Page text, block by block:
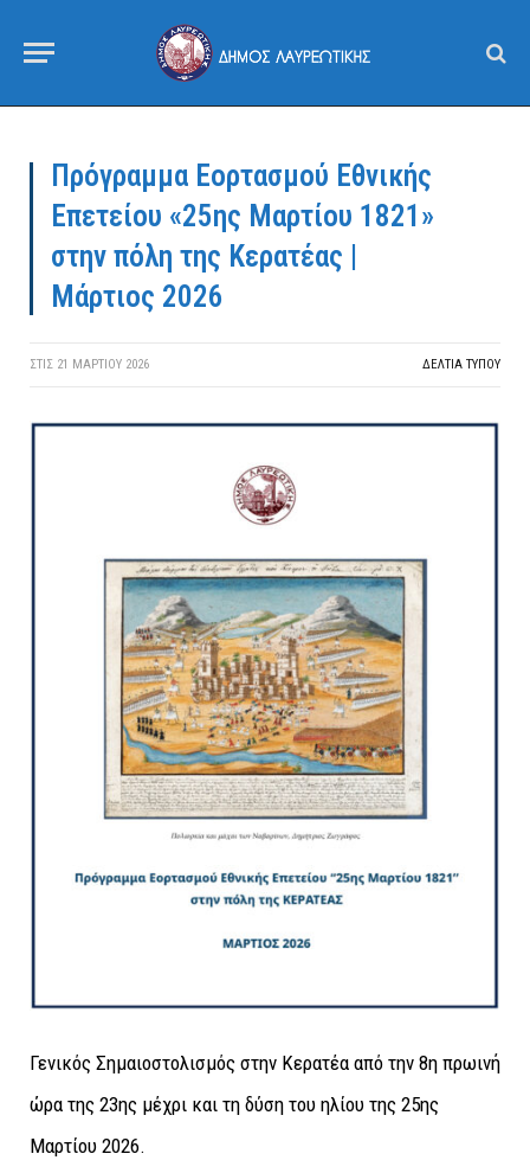
Πρόγραμμα Εορτασμού Εθνικής
Επετείου «25ης Μαρτίου 1821»
στην πόλη της Κερατέας |
Μάρτιος 2026
ΣΤΙΣ 21 ΜΑΡΤΊΟΥ 2026 ΔΕΛΤΙΑ ΤΥΠΟΥ
Γενικός Σημαιοστολισμός στην Κερατέα από την 8η πρωινή
ώρα της 23ης μέχρι και τη δύση του ηλίου της 25ης
Μαρτίου 2026.